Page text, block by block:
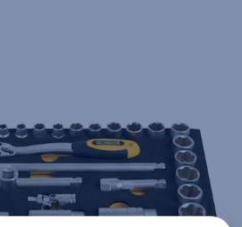
löytyy Tuotteen kuvaus -